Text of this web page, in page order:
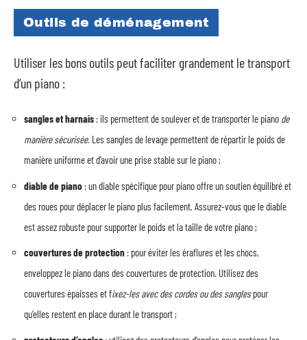
Outils de déménagement
Utiliser les bons outils peut faciliter grandement le transport
d’un piano :
sangles et harnais : ils permettent de soulever et de transporter le piano de
manière sécurisée. Les sangles de levage permettent de répartir le poids de
manière uniforme et d’avoir une prise stable sur le piano ;
diable de piano : un diable spécifique pour piano offre un soutien équilibré et
des roues pour déplacer le piano plus facilement. Assurez-vous que le diable
est assez robuste pour supporter le poids et la taille de votre piano ;
couvertures de protection : pour éviter les éraflures et les chocs,
enveloppez le piano dans des couvertures de protection. Utilisez des
couvertures épaisses et fixez-les avec des cordes ou des sanglespour
qu’elles restent en place durant le transport ;